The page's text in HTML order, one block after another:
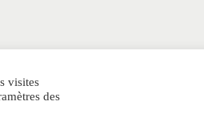
visites
des